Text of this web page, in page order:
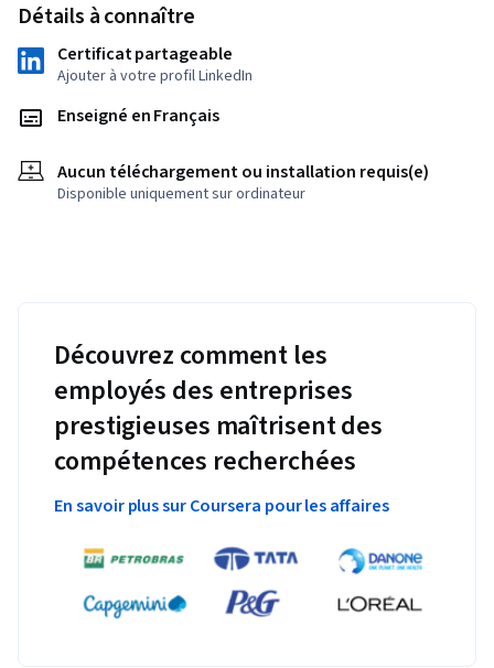
Détails à connaître
Certificat partageable
Ajouter à votre profil LinkedIn
Enseigné en Français
Aucun téléchargement ou installation requis(e)
Disponible uniquement sur ordinateur
Découvrez comment les
employés des entreprises
prestigieuses maîtrisent des
compétences recherchées
En savoir plus sur Coursera pour les affaires